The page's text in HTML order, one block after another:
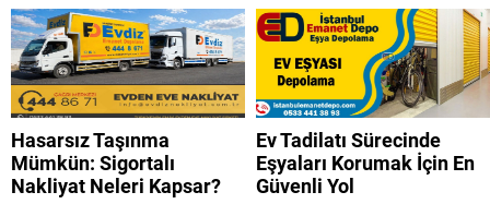
Hasarsız Taşınma
Mümkün: Sigortalı
Nakliyat Neleri Kapsar?
Ev Tadilatı Sürecinde
Eşyaları Korumak İçin En
Güvenli Yol